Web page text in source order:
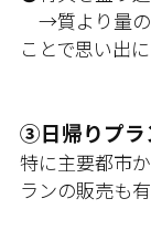
→質より量の
ことで思い出
③日帰りプラ
特に主要都市
ランの販売も有